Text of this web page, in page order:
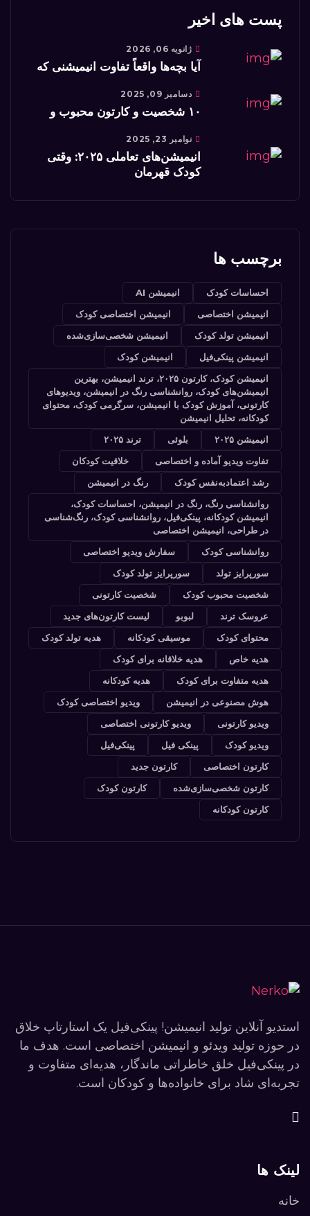
پست های اخیر
ژانویه 06, 2026
آیا بچه‌ها واقعاً تفاوت انیمیشنی که
دسامبر 09, 2025
۱۰ شخصیت و کارتون محبوب و
نوامبر 23, 2025
انیمیشن‌های تعاملی ۲۰۲۵: وقتی
کودک قهرمان
برچسب ها
احساسات کودک
انیمیشن AI
انیمیشن اختصاصی
انیمیشن اختصاصی کودک
انیمیشن تولد کودک
انیمیشن شخصی‌سازی‌شده
انیمیشن پینکی‌فیل
انیمیشن کودک
انیمیشن کودک، کارتون ۲۰۲۵، ترند انیمیشن، بهترین
انیمیشن‌های کودک، روانشناسی رنگ در انیمیشن، ویدیوهای
کارتونی، آموزش کودک با انیمیشن، سرگرمی کودک، محتوای
کودکانه، تحلیل انیمیشن
انیمیشن ۲۰۲۵
بلوئی
ترند ۲۰۲۵
تفاوت ویدیو آماده و اختصاصی
خلاقیت کودکان
رشد اعتمادبه‌نفس کودک
رنگ در انیمیشن
روانشناسی رنگ، رنگ در انیمیشن، احساسات کودک،
انیمیشن کودکانه، پینکی‌فیل، روانشناسی کودک، رنگ‌شناسی
در طراحی، انیمیشن اختصاصی
روانشناسی کودک
سفارش ویدیو اختصاصی
سورپرایز تولد
سورپرایز تولد کودک
شخصیت محبوب کودک
شخصیت کارتونی
عروسک ترند
لبوبو
لیست کارتون‌های جدید
محتوای کودک
موسیقی کودکانه
هدیه تولد کودک
هدیه خاص
هدیه خلاقانه برای کودک
هدیه متفاوت برای کودک
هدیه کودکانه
هوش مصنوعی در انیمیشن
ویدیو اختصاصی کودک
ویدیو کارتونی
ویدیو کارتونی اختصاصی
ویدیو کودک
پینکی فیل
پینکی‌فیل
کارتون اختصاصی
کارتون جدید
کارتون شخصی‌سازی‌شده
کارتون کودک
کارتون کودکانه
استدیو آنلاین تولید انیمیشن! پینکی‌فیل یک استارتاپ خلاق
در حوزه تولید ویدئو و انیمیشن اختصاصی است. هدف ما
در پینکی‌فیل خلق خاطراتی ماندگار، هدیه‌ای متفاوت و
تجربه‌ای شاد برای خانواده‌ها و کودکان است.
لینک ها
خانه